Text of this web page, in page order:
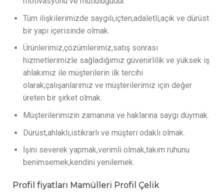
Tüm ilişkilerimizde saygılı,içten,adaletli,açık ve dürüst
bir yapı içerisinde olmak.
Ürünlerimiz,çözümlerimiz,satış sonrası
hizmetlerimizle sağladığımız güvenirlilik ve yüksek iş
ahlakımız ile müşterilerin ilk tercihi
olarak;çalışanlarımız ve müşterilerimiz için değer
üreten bir şirket olmak.
Müşterilerimizin zamanına ve haklarına saygı duymak.
Dürüst,ahlaklı,istikrarlı ve müşteri odaklı olmak.
İşini severek yapmak,verimli olmak,takım ruhunu
benimsemek,kendini yenilemek.
Profil fiyatları Mamülleri Profil Çelik